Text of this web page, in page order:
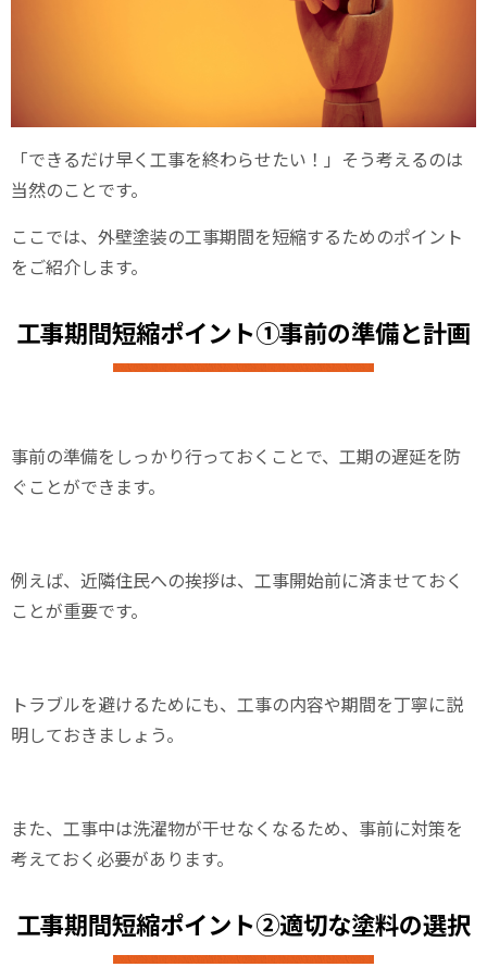
「できるだけ早く工事を終わらせたい！」そう考えるのは
当然のことです。
ここでは、外壁塗装の工事期間を短縮するためのポイント
をご紹介します。
工事期間短縮ポイント①事前の準備と計画
事前の準備をしっかり行っておくことで、工期の遅延を防
ぐことができます。
例えば、近隣住民への挨拶は、工事開始前に済ませておく
ことが重要です。
トラブルを避けるためにも、工事の内容や期間を丁寧に説
明しておきましょう。
また、工事中は洗濯物が干せなくなるため、事前に対策を
考えておく必要があります。
工事期間短縮ポイント②適切な塗料の選択